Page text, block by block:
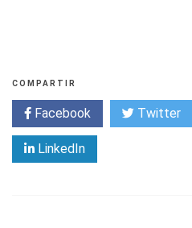
COMPARTIR
Facebook Twitter
LinkedIn